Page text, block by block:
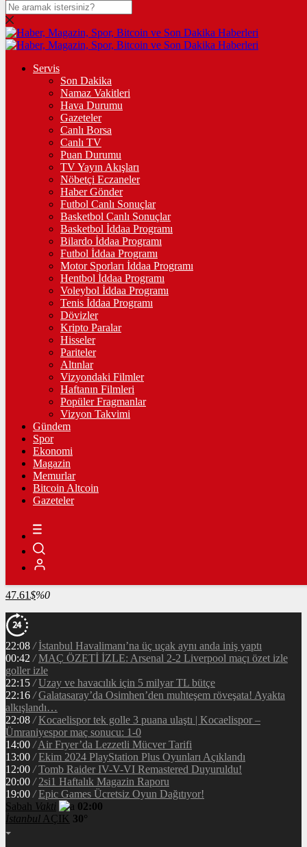
DOLAR
47,6859$% 0.05
% -0.13
STERLİN
% -0.05
GRAM ALTIN
%0,14
ÇEYREK ALTIN
10.663,00%0,28
TAM ALTIN
42.470,00%0,28
%0,13
%0,70
฿%-0.5
LİTECOİN
2161.5Ł%0.5
ETHEREUM
90544 Ξ%-0.2
RİPPLE
49.16
%-2.5
TETHER
47.61$%0
Servis
Son Dakika
Namaz Vakitleri
Hava Durumu
Gazeteler
Canlı Borsa
Canlı TV
Puan Durumu
TV Yayın Akışları
Nöbetçi Eczaneler
Haber Gönder
Futbol Canlı Sonuçlar
Basketbol Canlı Sonuçlar
Basketbol İddaa Programı
Bilardo İddaa Programı
Futbol İddaa Programı
Motor Sporları İddaa Programı
Hentbol İddaa Programı
Voleybol İddaa Programı
Tenis İddaa Programı
Dövizler
Kripto Paralar
Hisseler
Pariteler
Altınlar
Vizyondaki Filmler
Haftanın Filmleri
Popüler Fragmanlar
Vizyon Takvimi
Gündem
Spor
Ekonomi
Magazin
Memurlar
Bitcoin Altcoin
Gazeteler
22:08 / İstanbul Havalimanı’na üç uçak aynı anda iniş yaptı
00:42 / MAÇ ÖZETİ İZLE: Arsenal 2-2 Liverpool maçı özet izle
goller izle
22:15 / Uzay ve havacılık için 5 milyar TL bütçe
22:16 / Galatasaray’da Osimhen’den muhteşem röveşata! Ayakta
alkışlandı…
22:08 / Kocaelispor tek golle 3 puana ulaştı | Kocaelispor –
Ümraniyespor maç sonucu: 1-0
14:00 / Air Fryer’da Lezzetli Mücver Tarifi
13:00 / Ekim 2024 PlayStation Plus Oyunları Açıklandı
12:00 / Tomb Raider IV-V-VI Remastered Duyuruldu!
20:00 / 2si1 Haftalık Magazin Raporu
19:00 / Epic Games Ücretsiz Oyun Dağıtıyor!
Sabah Vakti
02:00
İstanbul AÇIK 30°